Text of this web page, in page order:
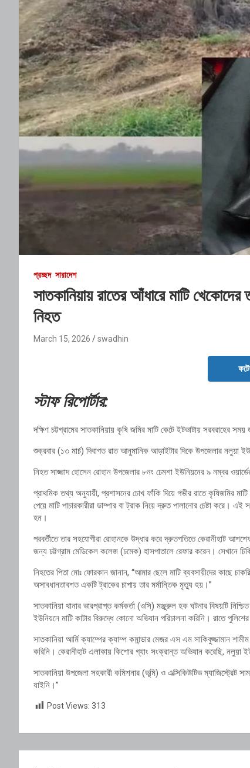
প্রচ্ছদ সারাদেশ
সাতকানিয়ায় রাতের আঁধারে মাটি
নিহত
March 15, 2026 swadhin
স্টাফরিপোর্টার:
দক্ষিণ চট্টগ্রামের সাতকানিয়ায় কৃষি জমির মাটি কেটে ইটভাটায় সরবরাহের সময়
শুক্রবার (১৩ মার্চ) দিবাগতরাতআনুমানিক আড়াইটার দিকে উপজেলার নলুয়া
নিহতসাজ্জাদহোসেন রোহান উপজেলার ৮নং ঢেমশা ইউনিয়নের ৯ নম্বর
প্রাথমিকতথ্য অনুযায়ী, প্রশাসনের চোখ ফাঁকি দিয়ে গভীর রাতেকৃষিজমির মাটি
পেয়ে মাটি পাচারকারীরা ডাম্পার বাট্রাক নিয়ে দ্রুতপালানোর চেষ্টা করে। এই
হন।
পরবর্তীতেতার সহযোগীরা রোহানকে উদ্ধার করে দ্রুতগতিতেকেরানীহাট
জন্য চট্টগ্রাম মেডিকেল কলেজ (চমেক) হাসপাতালে রেফার করেন। সেখানে
নিহতের পিতা মোঃ ফোরকান জানান, “আমার ছেলে মাটিব্যবসায়ীদের কাছে চাকরি
অসাবধানতাবশতএকটিট্রাকের চাপায়তার মর্মান্তিক মৃত্যু হয়।”
সাতকানিয়া থানার ভারপ্রাপ্তকর্মকর্তা (ওসি) মঞ্জুরুল হক ঘটনার বিষয়টি নিশ্চিত
ইউনিয়নে মাটি কাটার বিরুদ্ধে কোনো অভিযান পরিচালনা করিনি। রাতেপুলিশের
সাতকানিয়া আর্মিক্যাম্পেরক্যাম্প কমান্ডার মেজর এস এম সাকিবুজ্জামান শামীম
করিনি। কেরানীহাট এলাকায় কিশোর গ্যাং সংক্রান্তঅভিযান করেছি, নলুয়া
সাতকানিয়া উপজেলা সহকারী কমিশনার (ভূমি) ও এক্সিকিউটিভম্যাজিস্ট্রেট
যাইনি।”
Post Views: 313